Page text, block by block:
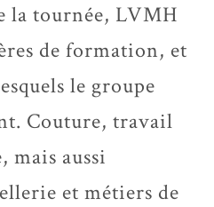
la tournée, LVMH
de formation, et
le groupe
Couture, travail
aussi
et métiers de